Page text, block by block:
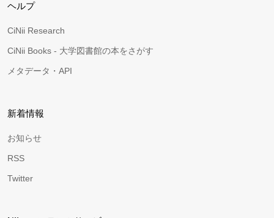
ヘルプ
CiNii Research
CiNii Books - 大学図書館の本をさがす
メタデータ・API
新着情報
お知らせ
RSS
Twitter